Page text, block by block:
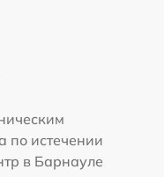
по истечении
в Барнауле